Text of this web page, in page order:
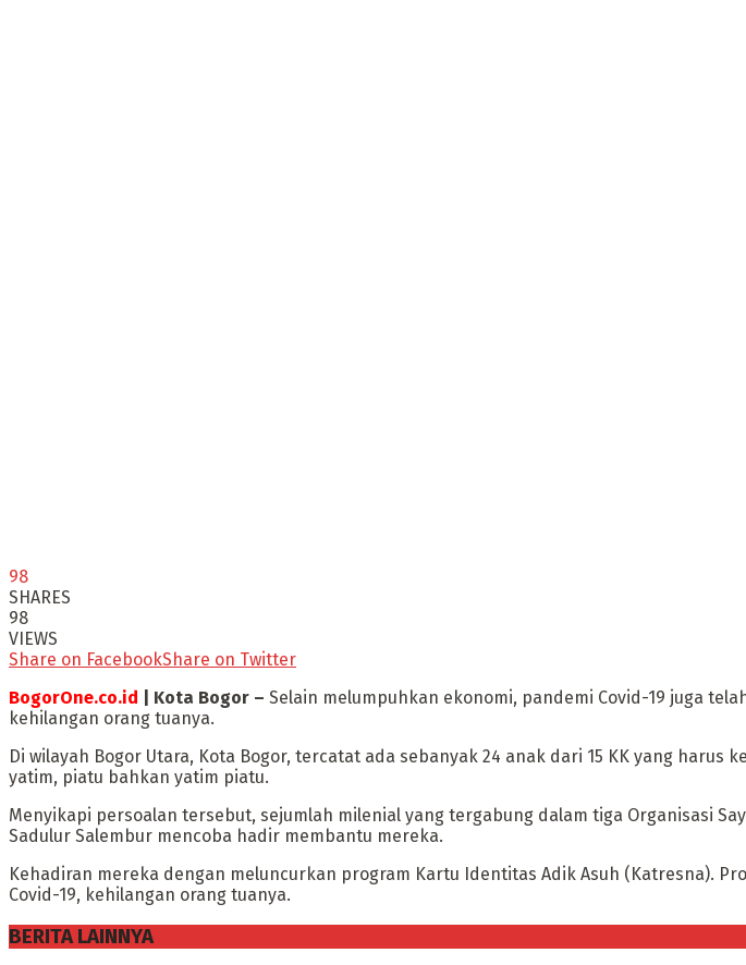
98
SHARES
98
VIEWS
Share on FacebookShare on Twitter
BogorOne.co.id | Kota Bogor – Selain melumpuhkan ekonomi, pandemi Covid-19 juga
kehilangan orang tuanya.
Di wilayah Bogor Utara, Kota Bogor, tercatat ada sebanyak 24 anak dari 15 KK yang
yatim, piatu bahkan yatim piatu.
Menyikapi persoalan tersebut, sejumlah milenial yang tergabung dalam tiga Organisasi
Sadulur Salembur mencoba hadir membantu mereka.
Kehadiran mereka dengan meluncurkan program Kartu Identitas Adik Asuh (Katresna).
Covid-19, kehilangan orang tuanya.
BERITA LAINNYA